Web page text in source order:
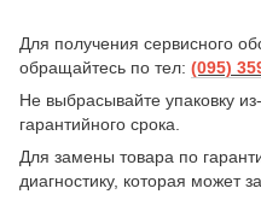
Для получения сервисного
обращайтесь по тел: (095)
Не выбрасывайте упаковку
гарантийного срока.
Для замены товара по
диагностику, которая может